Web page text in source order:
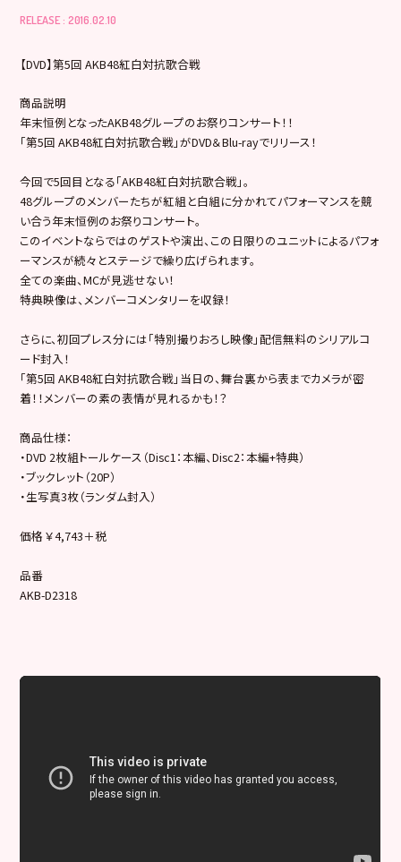
RELEASE : 2016.02.10
【DVD】第5回 AKB48紅白対抗歌合戦
商品説明
年末恒例となったAKB48グループのお祭りコンサート！！
「第5回 AKB48紅白対抗歌合戦」がDVD＆Blu-rayでリリース！
今回で5回目となる「AKB48紅白対抗歌合戦」。
48グループのメンバーたちが紅組と白組に分かれてパフォーマンスを競
い合う年末恒例のお祭りコンサート。
このイベントならではのゲストや演出、この日限りのユニットによるパフォ
ーマンスが続々とステージで繰り広げられます。
全ての楽曲、MCが見逃せない！
特典映像は、メンバーコメンタリーを収録！
さらに、初回プレス分には「特別撮りおろし映像」配信無料のシリアルコ
ード封入！
「第5回 AKB48紅白対抗歌合戦」当日の、舞台裏から表までカメラが密
着！！メンバーの素の表情が見れるかも！？
商品仕様：
・DVD 2枚組トールケース（Disc1：本編、Disc2：本編+特典）
・ブックレット（20P）
・生写真3枚（ランダム封入）
価格 ￥4,743＋税
品番
AKB-D2318